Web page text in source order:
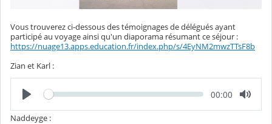
Vous trouverez ci-dessous des témoignages de délégués ayant
participé au voyage ainsi qu'un diaporama résumant ce séjour :
https://nuage13.apps.education.fr/index.php/s/4EyNM2mwzTTsF8b
Zian et Karl :
L
e
c
T
m
00:00
Naddeyge :